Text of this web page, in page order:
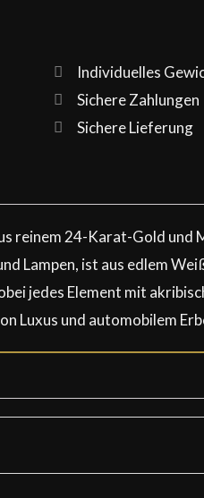
Individuelles
Sichere Zahlungen
Sichere Lieferung
reinem 24-Karat-Gold und
Lampen, ist aus edlem
jedes Element mit
Luxus und automobilem